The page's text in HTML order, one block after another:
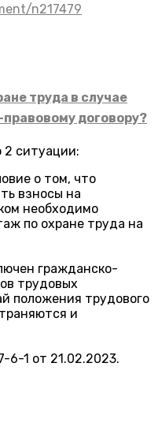
n217479
труда в случае
договору?
2 ситуации:
о том, что
взносы на
необходимо
по охране труда на
гражданско-
трудовых
положения трудового
и
1 от 21.02.2023.